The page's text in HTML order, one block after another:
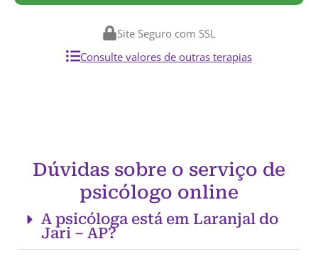
Site Seguro com SSL
Consulte valores de outras terapias
Dúvidas sobre o serviço de
psicólogo online
A psicóloga está em Laranjal do
Jari – AP?